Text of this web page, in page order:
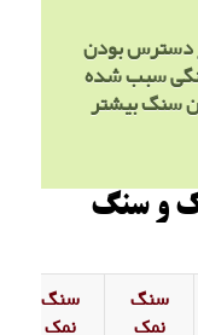
دسترس بودن
سبب شده
سنگ بیشتر
و سنگ
سنگ
نمک
سنگ
نمک